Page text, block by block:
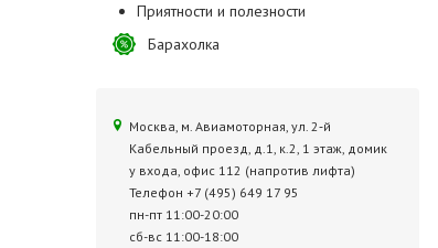
Приятности и полезности
Барахолка
Москва, м. Авиамоторная, ул. 2‑й
Кабельный проезд, д.1, к.2, 1 этаж, домик
у входа, офис 112 (напротив лифта)
Телефон +7 (495) 649 17 95
пн-пт 11:00-20:00
сб-вс 11:00-18:00